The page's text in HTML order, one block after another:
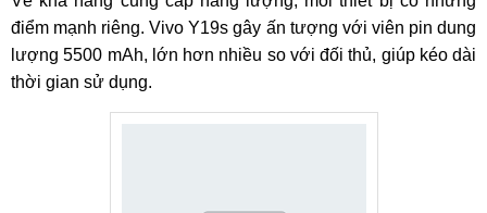
điểm mạnh riêng. Vivo Y19s gây ấn tượng với viên pin dung
lượng 5500 mAh, lớn hơn nhiều so với đối thủ, giúp kéo dài
thời gian sử dụng.